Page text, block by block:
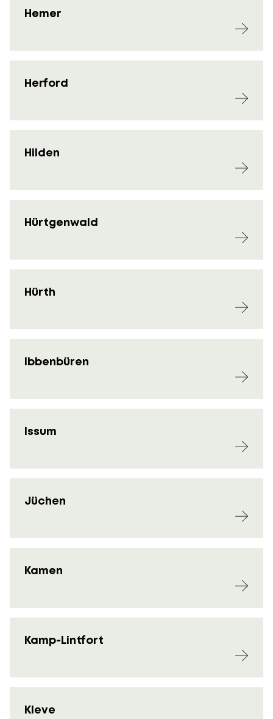
Hemer
Herford
Hilden
Hürtgenwald
Hürth
Ibbenbüren
Issum
Jüchen
Kamen
Kamp-Lintfort
Kleve